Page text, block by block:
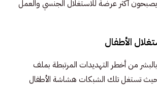
أكثر عرضة للاستغلال الجنسي والعمل
الأطفال
من أخطر التهديدات المرتبطة بملف
تستغل تلك الشبكات هشاشة الأطفال